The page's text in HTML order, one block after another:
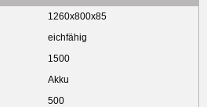
1260x800x85
eichfähig
1500
Akku
500